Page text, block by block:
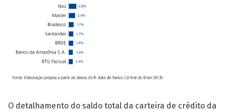
O detalhamento do saldo total da carteira de crédito da